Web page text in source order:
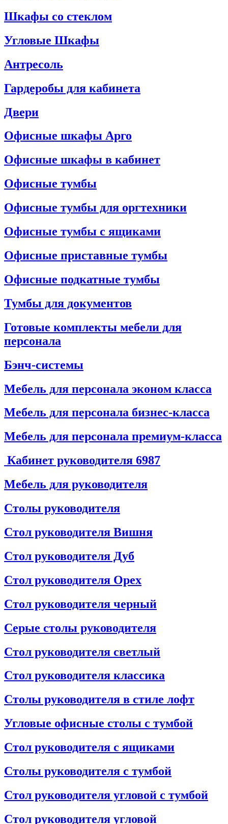
Шкафы со стеклом
Угловые Шкафы
Антресоль
Гардеробы для кабинета
Двери
Офисные шкафы Арго
Офисные шкафы в кабинет
Офисные тумбы
Офисные тумбы для оргтехники
Офисные тумбы с ящиками
Офисные приставные тумбы
Офисные подкатные тумбы
Тумбы для документов
Готовые комплекты мебели для
персонала
Бэнч-системы
Мебель для персонала эконом класса
Мебель для персонала бизнес-класса
Мебель для персонала премиум-класса
Кабинет руководителя 6987
Мебель для руководителя
Столы руководителя
Стол руководителя Вишня
Стол руководителя Дуб
Стол руководителя Орех
Стол руководителя черный
Серые столы руководителя
Стол руководителя светлый
Стол руководителя классика
Столы руководителя в стиле лофт
Угловые офисные столы с тумбой
Стол руководителя с ящиками
Столы руководителя с тумбой
Стол руководителя угловой с тумбой
Стол руководителя угловой